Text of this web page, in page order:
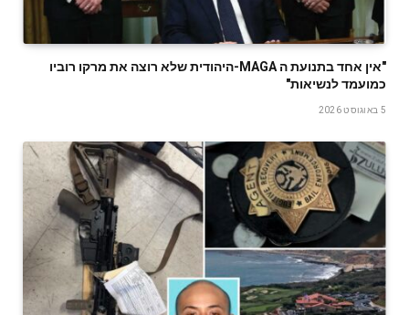
‬כמועמד‭ ‬לנשיאות‭"‬
5 באוגוסט 2026